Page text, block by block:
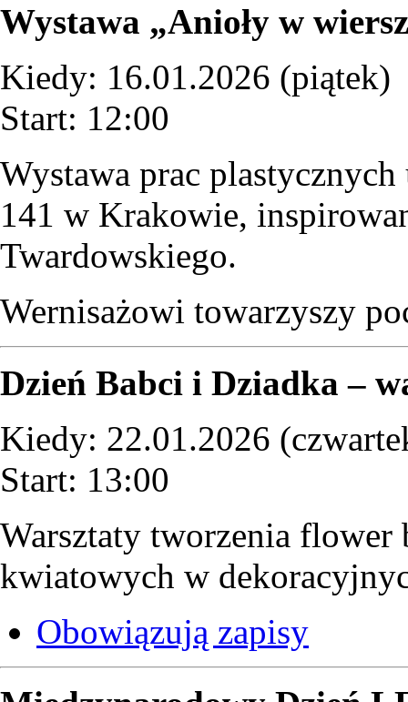
Wystawa „Anioły w
Kiedy: 16.01.2026 (piątek)
Start: 12:00
Wystawa prac
141 w Krakowie,
Twardowskiego.
Wernisażowi towarzyszy
Dzień Babci i Dziadka –
Kiedy: 22.01.2026
Start: 13:00
Warsztaty tworzenia
kwiatowych w
Obowiązują zapisy